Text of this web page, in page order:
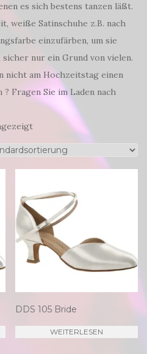
es sich bestens tanzen läßt.
weiße Satinschuhe z.B. nach
einzufärben, um sie
nur ein Grund von vielen.
nicht am Hochzeitstag einen
? Fragen Sie im Laden nach
DDS 105 Bride
WEITERLESEN